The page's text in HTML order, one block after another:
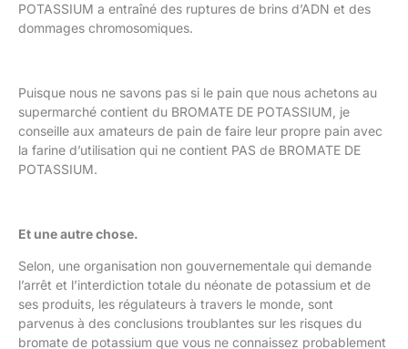
POTASSIUM a entraîné des ruptures de brins d’ADN et des
dommages chromosomiques.
Puisque nous ne savons pas si le pain que nous achetons au
supermarché contient du BROMATE DE POTASSIUM, je
conseille aux amateurs de pain de faire leur propre pain avec
la farine d’utilisation qui ne contient PAS de BROMATE DE
POTASSIUM.
Et une autre chose.
Selon, une organisation non gouvernementale qui demande
l’arrêt et l’interdiction totale du néonate de potassium et de
ses produits, les régulateurs à travers le monde, sont
parvenus à des conclusions troublantes sur les risques du
bromate de potassium que vous ne connaissez probablement